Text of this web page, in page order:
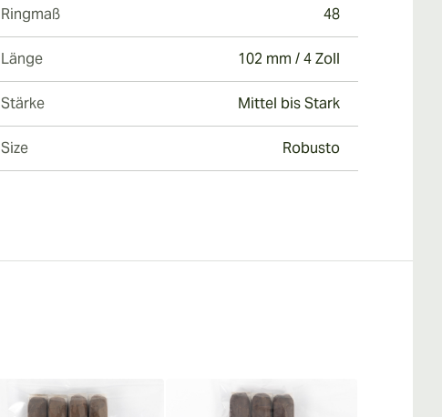
Ringmaß 48
Länge 102 mm / 4 Zoll
Stärke Mittel bis Stark
Size Robusto